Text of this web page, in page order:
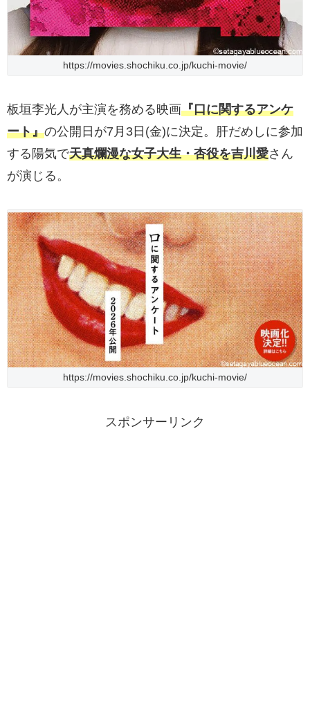
https://movies.shochiku.co.jp/kuchi-movie/
板垣李光人が主演を務める映画『口に関するアンケ
ート』の公開日が7月3日(金)に決定。肝だめしに参加
する陽気で天真爛漫な女子大生・杏役を吉川愛さん
が演じる。
https://movies.shochiku.co.jp/kuchi-movie/
スポンサーリンク